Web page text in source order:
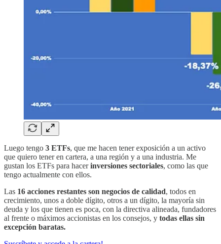
Luego tengo 3 ETFs, que me hacen tener exposición a un activo
que quiero tener en cartera, a una región y a una industria. Me
gustan los ETFs para hacerinversiones sectoriales, como las que
tengo actualmente con ellos.
Las 16 acciones restantes son negocios de calidad, todos en
crecimiento, unos a doble dígito, otros a un dígito, la mayoría sin
deuda y los que tienen es poca, con la directiva alineada, fundadores
al frente o máximos accionistas en los consejos, y todas ellas sin
excepción baratas.